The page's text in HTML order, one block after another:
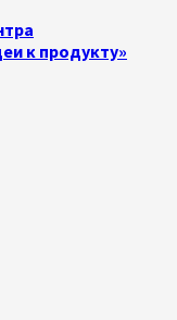
к продукту»